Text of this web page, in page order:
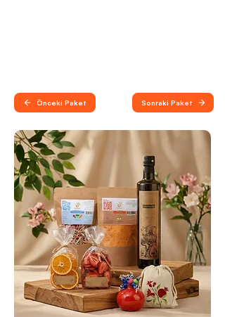
Önceki Paket Sonraki Paket